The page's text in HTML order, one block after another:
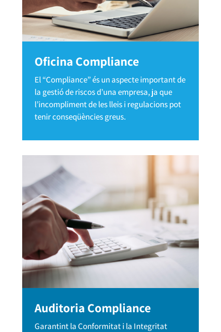
Oficina Compliance
El “Compliance” és un aspecte important de
la gestió de riscos d’una empresa, ja que
l’incompliment de les lleis i regulacions pot
tenir conseqüències greus.
Auditoria Compliance
Garantint la Conformitat i la Integritat